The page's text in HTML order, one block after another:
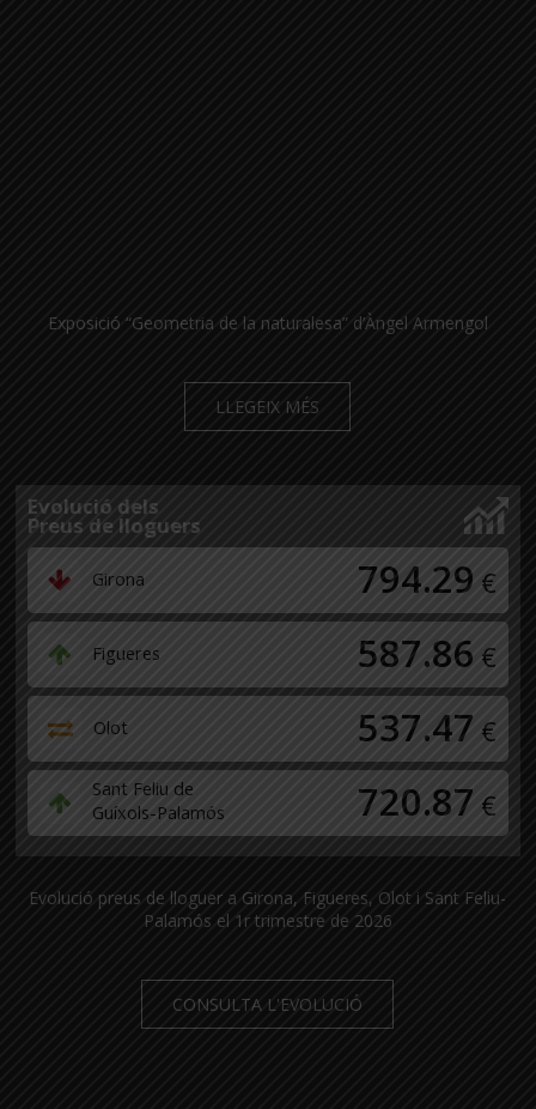
Exposició “Geometria de la naturalesa” d’Àngel Armengol
LLEGEIX MÉS
Evolució dels
Preus de lloguers
Girona 794.29 €
Figueres 587.86 €
Olot 537.47 €
Sant Feliu de
Guíxols-Palamós
720.87 €
Evolució preus de lloguer a Girona, Figueres, Olot i Sant Feliu-
Palamós el 1r trimestre de 2026
CONSULTA L'EVOLUCIÓ